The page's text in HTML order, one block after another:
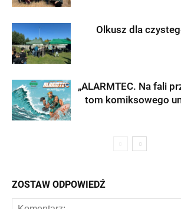
Olkusz dla
„ALARMTEC. Na fali
tom komiksowego
ZOSTAW ODPOWIEDŹ